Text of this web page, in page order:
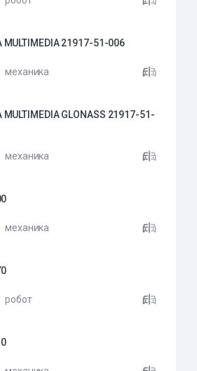
MULTIMEDIA 21917-51-006
механика
MULTIMEDIA GLONASS 21917-51-
механика
механика
робот